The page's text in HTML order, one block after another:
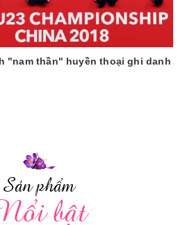
"nam thần" huyền thoại ghi danh
Sản phẩm
bật